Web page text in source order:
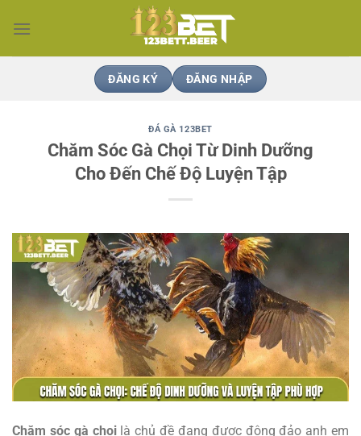
qua
ĐĂNG KÝ ĐĂNG NHẬP
ĐÁ GÀ 123BET
Chăm Sóc Gà Chọi Từ Dinh Dưỡng
Cho Đến Chế Độ Luyện Tập
Chăm sóc gà chọilà chủ đề đang được đông đảo anh em